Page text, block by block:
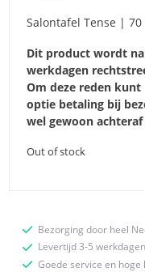
Salontafel Tense |
Dit product wordt
werkdagen
Om deze reden
optie betaling bij
wel gewoon
Out of stock
Bezorging door heel
Levertijd 3-5 werkdagen
Goede service en hoge